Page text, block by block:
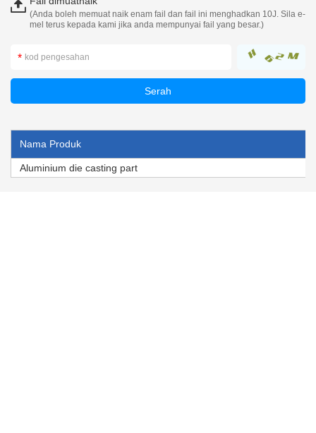
(Anda boleh memuat naik enam fail dan fail ini menghadkan 10J. Sila e-
mel terus kepada kami jika anda mempunyai fail yang besar.)
Nama Produk
Aluminium die casting part